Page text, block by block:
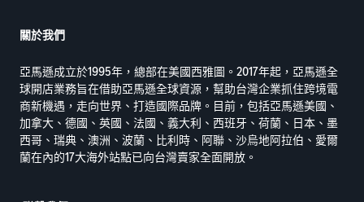
關於我們
亞馬遜成立於1995年，總部在美國西雅圖。2017年起，亞馬遜全
球開店業務旨在借助亞馬遜全球資源，幫助台灣企業抓住跨境電
商新機遇，走向世界、打造國際品牌。目前，包括亞馬遜美國、
加拿大、德國、英國、法國、義大利、西班牙、荷蘭、日本、墨
西哥、瑞典、澳洲、波蘭、比利時、阿聯、沙烏地阿拉伯、愛爾
蘭在內的17大海外站點已向台灣賣家全面開放。